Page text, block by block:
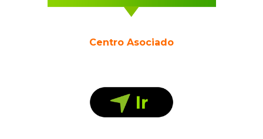
Centro Asociado